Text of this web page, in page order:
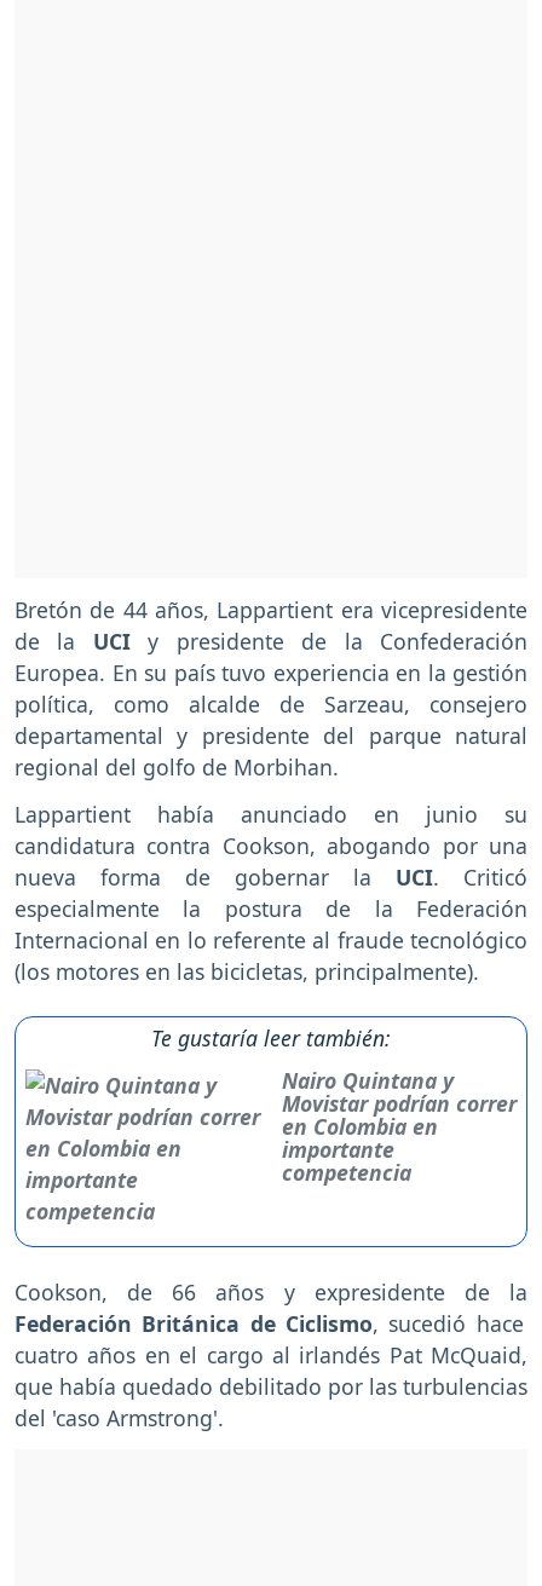
Bretón de 44 años, Lappartient era vicepresidente
de la UCIy presidente de la Confederación
Europea. En su país tuvo experiencia en la gestión
política, como alcalde de Sarzeau, consejero
departamental y presidente del parque natural
regional del golfo de Morbihan.
Lappartient había anunciado en junio su
candidatura contra Cookson, abogando por una
nueva forma de gobernar la UCI. Criticó
especialmente la postura de la Federación
Internacional en lo referente al fraude tecnológico
(los motores en las bicicletas, principalmente).
Te gustaría leer también:
Nairo Quintana y
Movistar podrían correr
en Colombia en
importante
competencia
Cookson, de 66 años y expresidente de la
Federación Británica de Ciclismo, sucedió hace
cuatro años en el cargo al irlandés Pat McQuaid,
que había quedado debilitado por las turbulencias
del 'caso Armstrong'.